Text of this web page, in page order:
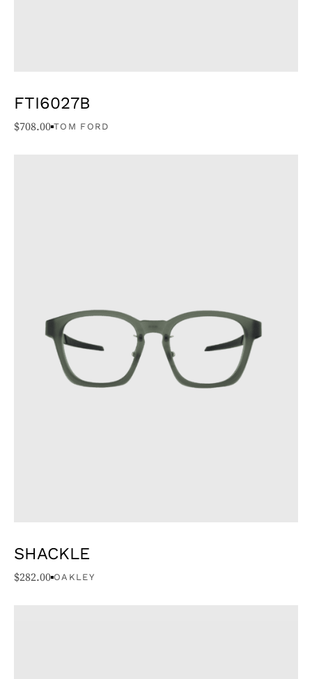
FTI6027B
$708.00 TOM FORD
SHACKLE
$282.00 OAKLEY